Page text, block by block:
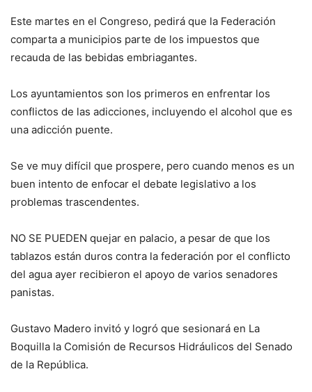
Este martes en el Congreso, pedirá que la Federación
comparta a municipios parte de los impuestos que
recauda de las bebidas embriagantes.
Los ayuntamientos son los primeros en enfrentar los
conflictos de las adicciones, incluyendo el alcohol que es
una adicción puente.
Se ve muy difícil que prospere, pero cuando menos es un
buen intento de enfocar el debate legislativo a los
problemas trascendentes.
NO SE PUEDEN quejar en palacio, a pesar de que los
tablazos están duros contra la federación por el conflicto
del agua ayer recibieron el apoyo de varios senadores
panistas.
Gustavo Madero invitó y logró que sesionará en La
Boquilla la Comisión de Recursos Hidráulicos del Senado
de la República.